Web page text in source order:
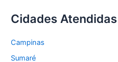
Cidades Atendidas
Campinas
Sumaré